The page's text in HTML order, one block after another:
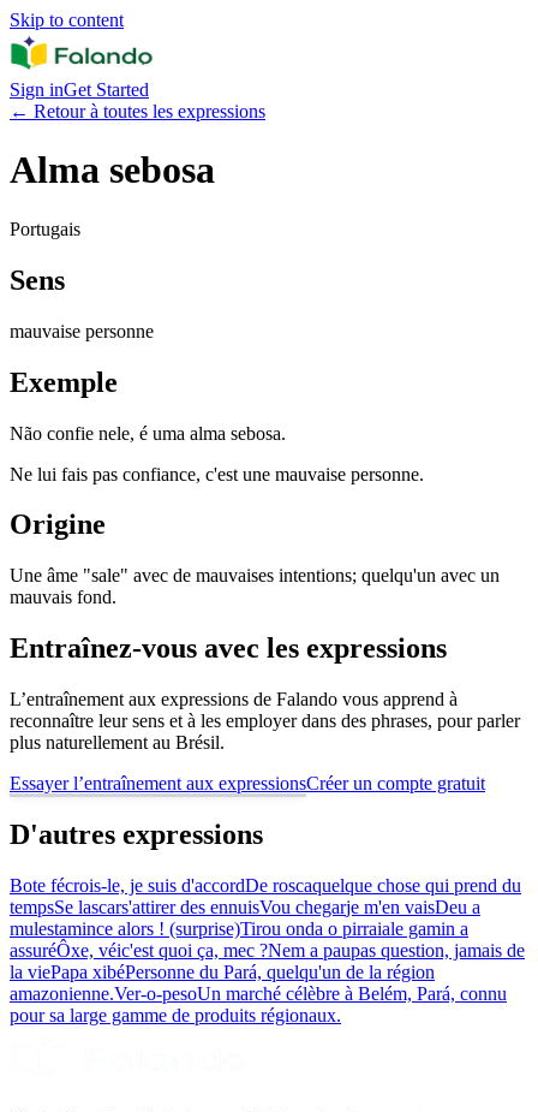
Skip to content
Sign inGet Started
← Retour à toutes les expressions
Alma sebosa
Portugais
Sens
mauvaise personne
Exemple
Não confie nele, é uma alma sebosa.
Ne lui fais pas confiance, c'est une mauvaise personne.
Origine
Une âme "sale" avec de mauvaises intentions; quelqu'un avec un
mauvais fond.
Entraînez-vous avec les expressions
L’entraînement aux expressions de Falando vous apprend à
reconnaître leur sens et à les employer dans des phrases, pour parler
plus naturellement au Brésil.
Essayer l’entraînement aux expressionsCréer un compte gratuit
D'autres expressions
Bote fécrois-le, je suis d'accordDe roscaquelque chose qui prend du
tempsSe lascars'attirer des ennuisVou chegarje m'en vaisDeu a
mulestamince alors ! (surprise)Tirou onda o pirraiale gamin a
assuréÔxe, véic'est quoi ça, mec ?Nem a paupas question, jamais de
la viePapa xibéPersonne du Pará, quelqu'un de la région
amazonienne.Ver-o-pesoUn marché célèbre à Belém, Pará, connu
pour sa large gamme de produits régionaux.